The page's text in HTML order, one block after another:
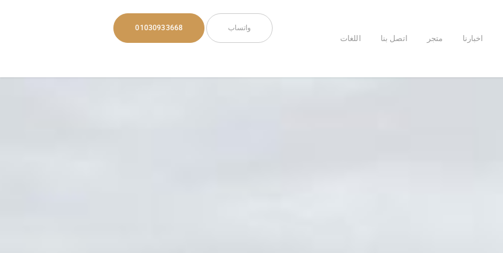
اخبارنا متجر اتصل بنا اللغات
واتساب 01030933668